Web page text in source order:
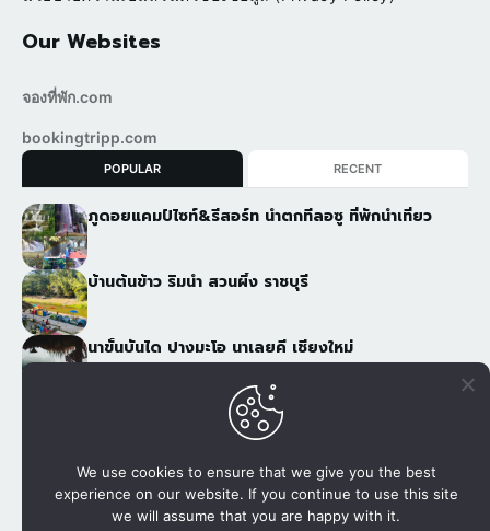
Our Websites
จองที่พัก.com
bookingtripp.com
POPULAR RECENT
ภูดอยแคมป์ไซท์&รีสอร์ท น้ำตกทีลอซู ที่พักนำเที่ยว
บ้านต้นข้าว ริมน้ำ สวนผึ้ง ราชบุรี
นาขั้นบันได ปางมะโอ นาเลยคี เชียงใหม่
จาวดอยโฮมสเตย์ ดอยสกาด อ.ปัว จ.น่าน
เว็บไซต์เพื่อการจองที่พัก, แพกเกจกับผู้ให้บริการโดยตรง โทรศัพท์
080 502 8999
We use cookies to ensure that we give you the best
experience on our website. If you continue to use this site
we will assume that you are happy with it.